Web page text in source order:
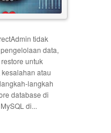
tidak
data,
untuk
atau
langkah
database di
di...